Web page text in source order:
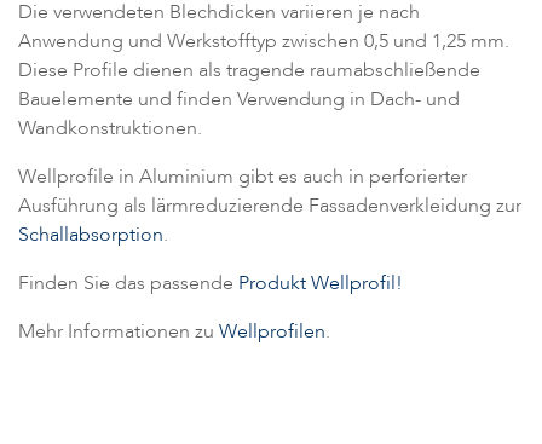
Die verwendeten Blechdicken variieren je nach
Anwendung und Werkstofftyp zwischen 0,5 und 1,25 mm.
Diese Profile dienen als tragende raumabschließende
Bauelemente und finden Verwendung in Dach- und
Wandkonstruktionen.
Wellprofile in Aluminium gibt es auch in perforierter
Ausführung als lärmreduzierende Fassadenverkleidung zur
Schallabsorption.
Finden Sie das passende Produkt Wellprofil!
Mehr Informationen zu Wellprofilen.